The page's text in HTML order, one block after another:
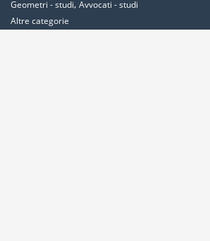
Geometri - studi, Avvocati - studi
Altre categorie